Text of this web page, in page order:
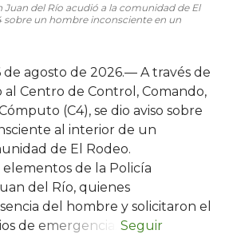
Juan del Río acudió a la comunidad de El
sobre un hombre inconsciente en un
de agosto de 2026.— A través de
Centro de Control, Comando,
(C4), se dio aviso sobre
al interior de un
de El Rodeo.
de la Policía
del Río, quienes
del hombre y solicitaron el
de emergencia.